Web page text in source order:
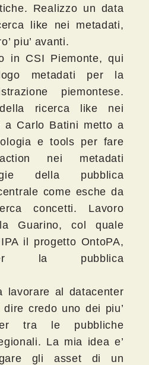
Realizzo un data
like nei metadati,
piu’ avanti.
in CSI Piemonte, qui
metadati per la
piemontese.
ricerca like nei
a Carlo Batini metto a
e tools per fare
nei metadati
della pubblica
come esche da
concetti. Lavoro
Guarino, col quale
il progetto OntoPA,
la pubblica
lavorare al datacenter
credo uno dei piu’
tra le pubbliche
La mia idea e’
gli asset di un